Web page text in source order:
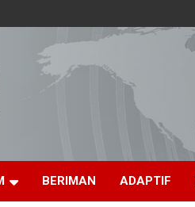
BERIMAN ADAPTIF